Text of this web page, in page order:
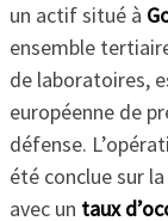
un actif situé à
ensemble
de laboratoires,
européenne de
défense.
été conclue sur
avec un taux